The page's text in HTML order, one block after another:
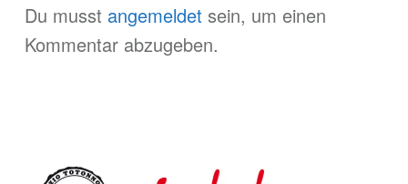
Du musst angemeldet sein, um einen
Kommentar abzugeben.
FOOTER SIDEBAR